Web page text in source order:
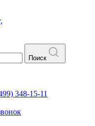
Поиск
348-15-11